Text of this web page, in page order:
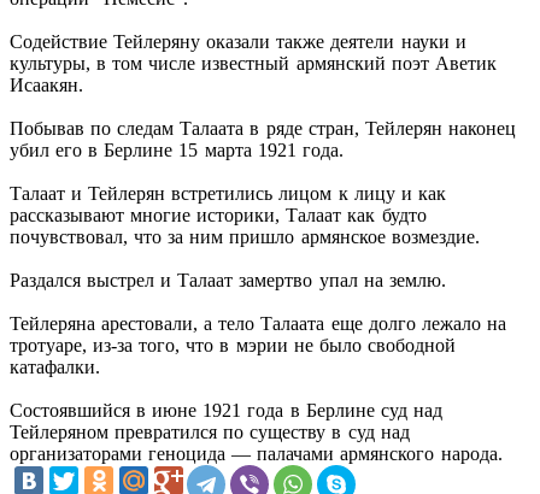
Содействие Тейлеряну оказали также деятели науки и
культуры, в том числе известный армянский поэт Аветик
Исаакян.
Побывав по следам Талаата в ряде стран, Тейлерян наконец
убил его в Берлине 15 марта 1921 года.
Талаат и Тейлерян встретились лицом к лицу и как
рассказывают многие историки, Талаат как будто
почувствовал, что за ним пришло армянское возмездие.
Раздался выстрел и Талаат замертво упал на землю.
Тейлеряна арестовали, а тело Талаата еще долго лежало на
тротуаре, из-за того, что в мэрии не было свободной
катафалки.
Состоявшийся в июне 1921 года в Берлине суд над
Тейлеряном превратился по существу в суд над
организаторами геноцида — палачами армянского народа.